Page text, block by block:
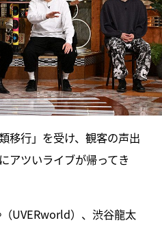
移行」を受け、観客の声出
アツいライブが帰ってき
UVERworld）、渋谷龍太